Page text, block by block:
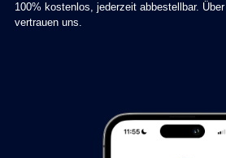
100% kostenlos, jederzeit abbestellbar. Über
vertrauen uns.